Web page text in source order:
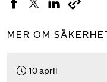
MER OM
10 april